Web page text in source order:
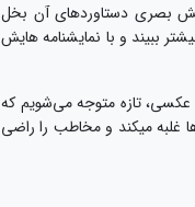
بصری دستاوردهای آن بخل
ببیند و با نمایش­نامه ­هایش
عکسی، تازه متوجه می‌شویم که
غلبه می­کند و مخاطب را راضی